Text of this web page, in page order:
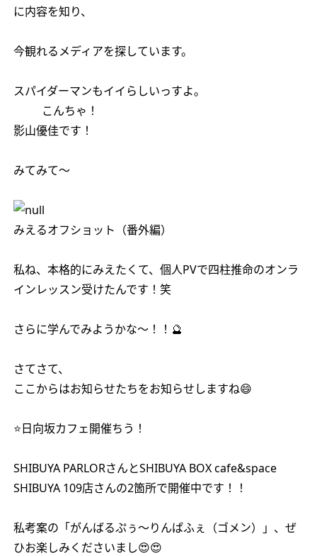
に内容を知り、
今観れるメディアを探しています。
スパイダーマンもイイらしいっすよ。
こんちゃ！
影山優佳です！
みてみて〜
みえるオフショット（番外編）
私ね、本格的にみえたくて、個人PVで四柱推命のオンラ
インレッスン受けたんです！笑
さらに学んでみようかな〜！！🔮
さてさて、
ここからはお知らせたちをお知らせしますね😄
⭐️日向坂カフェ開催ちう！
SHIBUYA PARLORさんとSHIBUYA BOX cafe&space
SHIBUYA 109店さんの2箇所で開催中です！！
私考案の「がんばるぷぅ〜りんぱふぇ（ゴメン）」、ぜ
ひお楽しみくださいまし😍😍